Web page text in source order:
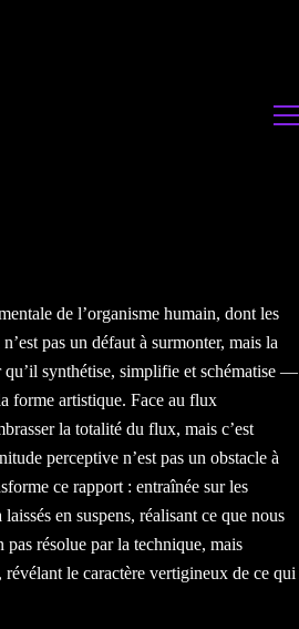
de l’organisme humain, dont les
pas un défaut à surmonter, mais la
qu’il synthétise, simplifie et schématise —
forme artistique. Face au flux
la totalité du flux, mais c’est
perceptive n’est pas un obstacle à
ce rapport : entraînée sur les
en suspens, réalisant ce que nous
résolue par la technique, mais
le caractère vertigineux de ce qui